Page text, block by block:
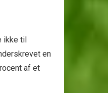
ikke til
en
af et